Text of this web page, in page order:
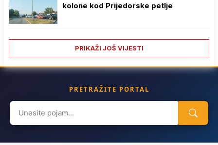
kolone kod Prijedorske petlje
PRIKAŽI JOŠ VIJESTI
PRETRAŽITE PORTAL
Search
for: